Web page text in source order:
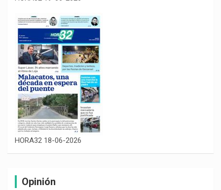
HORA32 18-06-2026
Opinión